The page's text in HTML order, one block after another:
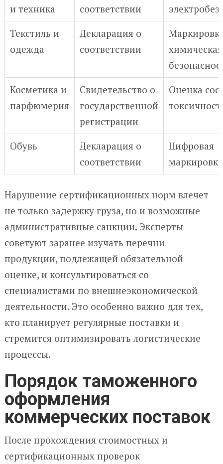
и техника
соответствии
Текстиль и
одежда
Декларация о
соответствии
химическая
Косметика и
парфюмерия
Свидетельство о
государственной
регистрации
Оценка
Обувь
Декларация о
соответствии
Цифровая
маркировка
Нарушение сертификационных норм влечет
не только задержку груза, но и возможные
административные санкции. Эксперты
советуют заранее изучать перечни
продукции, подлежащей обязательной
оценке, и консультироваться со
специалистами по внешнеэкономической
деятельности. Это особенно важно для тех,
кто планирует регулярные поставки и
стремится оптимизировать логистические
процессы.
Порядок таможенного
оформления
коммерческих поставок
После прохождения стоимостных и
сертификационных проверок